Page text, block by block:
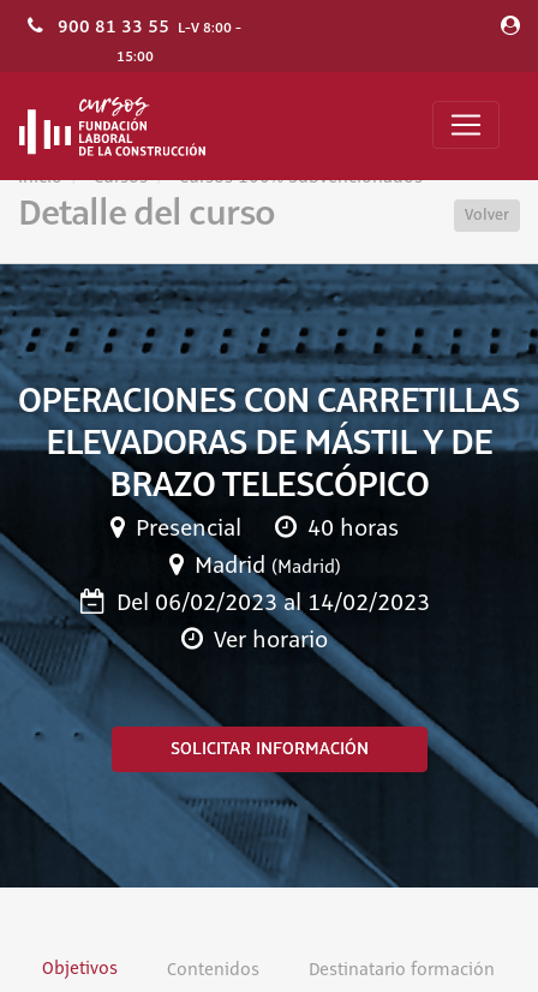
900 81 33 55 L-V 8:00 -
15:00
Inicio Cursos Cursos 100% Subvencionados
Detalle del curso Volver
OPERACIONES CON CARRETILLAS
ELEVADORAS DE MÁSTIL Y DE
BRAZO TELESCÓPICO
Presencial
40 horas
Madrid (Madrid)
Del 06/02/2023 al 14/02/2023
Ver horario
SOLICITAR INFORMACIÓN
Objetivos Contenidos Destinatario formación